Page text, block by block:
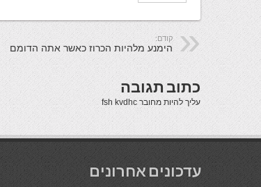
קודם:
הימנע מלהיות הכרוז כאשר אתה הדומם
כתוב תגובה
עליך להיות מחוברfsh kvdhc
עדכונים אחרונים